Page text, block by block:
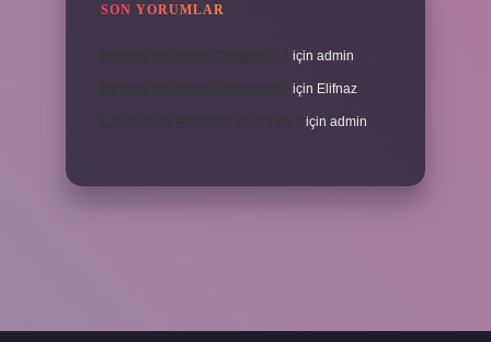
SON YORUMLAR
için admin
için Elifnaz
için admin